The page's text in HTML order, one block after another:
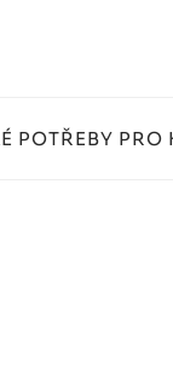
POTŘEBY PRO